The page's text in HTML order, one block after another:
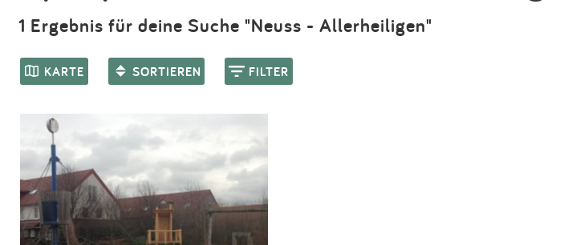
1 Ergebnis für deine Suche "Neuss - Allerheiligen"
KARTE SORTIEREN FILTER